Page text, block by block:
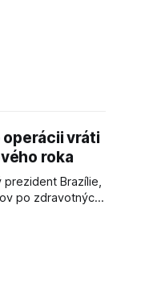
operácii vráti
roka
prezident Brazílie,
po zdravotných